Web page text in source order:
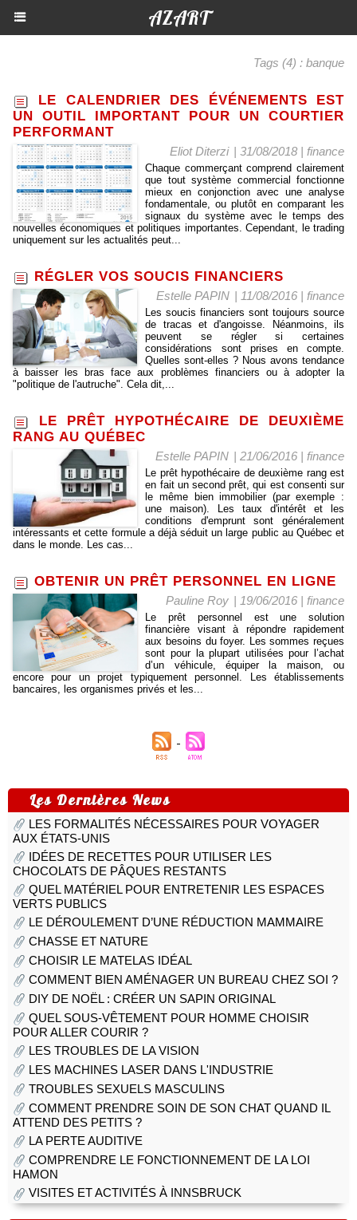
AZART
Tags (4) : banque
LE CALENDRIER DES ÉVÉNEMENTS EST
UN OUTIL IMPORTANT POUR UN COURTIER
PERFORMANT
Eliot Diterzi | 31/08/2018 | finance
Chaque commerçant comprend clairement
que tout système commercial fonctionne
mieux en conjonction avec une analyse
fondamentale, ou plutôt en comparant les
signaux du système avec le temps des
nouvelles économiques et politiques importantes. Cependant, le trading
uniquement sur les actualités peut...
RÉGLER VOS SOUCIS FINANCIERS
Estelle PAPIN | 11/08/2016 | finance
Les soucis financiers sont toujours source
de tracas et d'angoisse. Néanmoins, ils
peuvent se régler si certaines
considérations sont prises en compte.
Quelles sont-elles ? Nous avons tendance
à baisser les bras face aux problèmes financiers ou à adopter la
"politique de l'autruche". Cela dit,...
LE PRÊT HYPOTHÉCAIRE DE DEUXIÈME
RANG AU QUÉBEC
Estelle PAPIN | 21/06/2016 | finance
Le prêt hypothécaire de deuxième rang est
en fait un second prêt, qui est consenti sur
le même bien immobilier (par exemple :
une maison). Les taux d'intérêt et les
conditions d'emprunt sont généralement
intéressants et cette formule a déjà séduit un large public au Québec et
dans le monde. Les cas...
OBTENIR UN PRÊT PERSONNEL EN LIGNE
Pauline Roy | 19/06/2016 | finance
Le prêt personnel est une solution
financière visant à répondre rapidement
aux besoins du foyer. Les sommes reçues
sont pour la plupart utilisées pour l’achat
d’un véhicule, équiper la maison, ou
encore pour un projet typiquement personnel. Les établissements
bancaires, les organismes privés et les...
Les Dernières News
LES FORMALITÉS NÉCESSAIRES POUR VOYAGER
AUX ÉTATS-UNIS
IDÉES DE RECETTES POUR UTILISER LES
CHOCOLATS DE PÂQUES RESTANTS
QUEL MATÉRIEL POUR ENTRETENIR LES ESPACES
VERTS PUBLICS
LE DÉROULEMENT D’UNE RÉDUCTION MAMMAIRE
CHASSE ET NATURE
CHOISIR LE MATELAS IDÉAL
COMMENT BIEN AMÉNAGER UN BUREAU CHEZ SOI ?
DIY DE NOËL : CRÉER UN SAPIN ORIGINAL
QUEL SOUS-VÊTEMENT POUR HOMME CHOISIR
POUR ALLER COURIR ?
LES TROUBLES DE LA VISION
LES MACHINES LASER DANS L'INDUSTRIE
TROUBLES SEXUELS MASCULINS
COMMENT PRENDRE SOIN DE SON CHAT QUAND IL
ATTEND DES PETITS ?
LA PERTE AUDITIVE
COMPRENDRE LE FONCTIONNEMENT DE LA LOI
HAMON
VISITES ET ACTIVITÉS À INNSBRUCK